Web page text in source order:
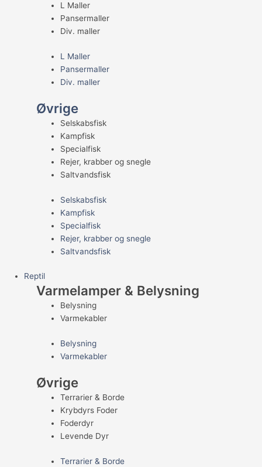
L Maller
Pansermaller
Div. maller
L Maller
Pansermaller
Div. maller
Øvrige
Selskabsfisk
Kampfisk
Specialfisk
Rejer, krabber og snegle
Saltvandsfisk
Selskabsfisk
Kampfisk
Specialfisk
Rejer, krabber og snegle
Saltvandsfisk
Reptil
Varmelamper & Belysning
Belysning
Varmekabler
Belysning
Varmekabler
Øvrige
Terrarier & Borde
Krybdyrs Foder
Foderdyr
Levende Dyr
Terrarier & Borde